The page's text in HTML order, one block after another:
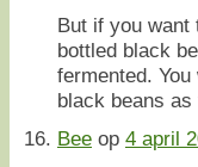
But if you want
bottled black
fermented.
black beans
Bee op 4 april